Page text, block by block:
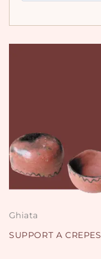
Ghiata
SUPPORT A CREPES